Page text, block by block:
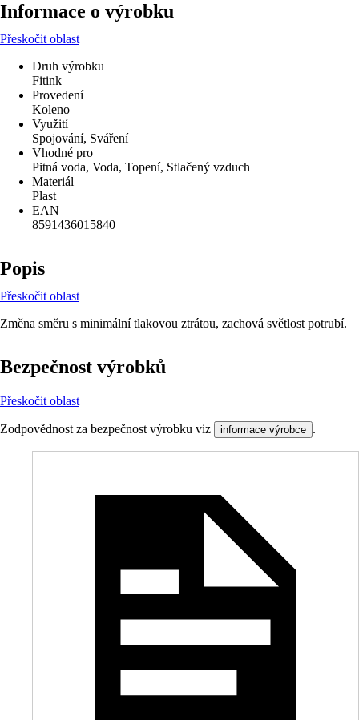
Informace o výrobku
Přeskočit oblast
Druh výrobku
Fitink
Provedení
Koleno
Využití
Spojování, Sváření
Vhodné pro
Pitná voda, Voda, Topení, Stlačený vzduch
Materiál
Plast
EAN
8591436015840
Popis
Přeskočit oblast
Změna směru s minimální tlakovou ztrátou, zachová světlost potrubí.
Bezpečnost výrobků
Přeskočit oblast
Zodpovědnost za bezpečnost výrobku viz informace výrobce .